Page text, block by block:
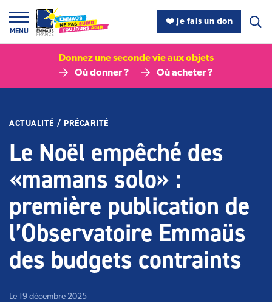
MENU
❤️ Je fais un don
Donnez une seconde vie aux objets
Où donner ?
Où acheter ?
ACTUALITÉ / PRÉCARITÉ
Le Noël empêché des
«mamans solo» :
première publication de
l’Observatoire Emmaüs
des budgets contraints
Le 19 décembre 2025
Panneau de gestion des cookies